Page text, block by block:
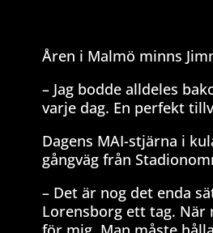
Åren i Malmö minns
– Jag bodde alldeles
varje dag. En perfekt
Dagens MAI-stjärna i
gångväg från
– Det är nog det enda
Lorensborg ett tag. När